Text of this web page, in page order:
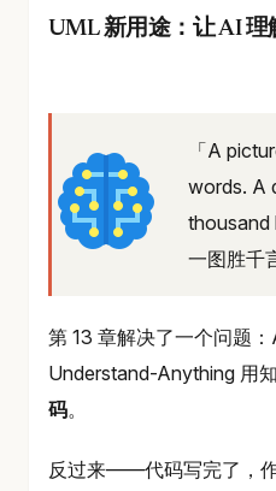
UML 新用途：让 AI
「A
words. A
thousand
一图胜千
第 13 章解决了一个问题
Understand-Anything 用
码。
反过来——代码写完了，